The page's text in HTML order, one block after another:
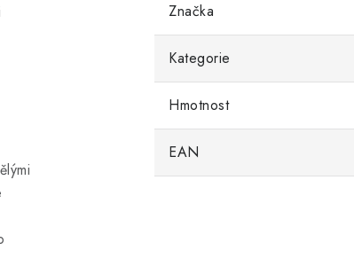
Značka
Kategorie
Hmotnost
EAN